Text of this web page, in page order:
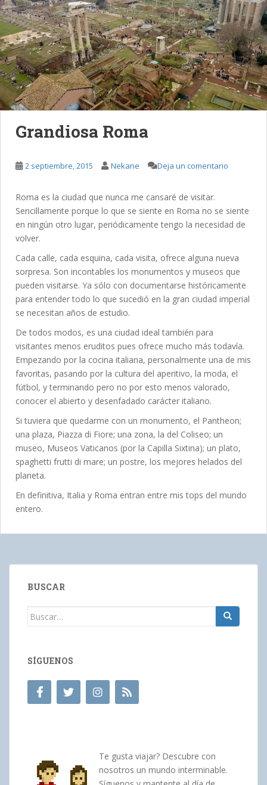
Grandiosa Roma
2 septiembre, 2015 Nekane Deja un comentario
Roma es la ciudad que nunca me cansaré de visitar.
Sencillamente porque lo que se siente en Roma no se siente
en ningún otro lugar, periódicamente tengo la necesidad de
volver.
Cada calle, cada esquina, cada visita, ofrece alguna nueva
sorpresa. Son incontables los monumentos y museos que
pueden visitarse. Ya sólo con documentarse históricamente
para entender todo lo que sucedió en la gran ciudad imperial
se necesitan años de estudio.
De todos modos, es una ciudad ideal también para
visitantes menos eruditos pues ofrece mucho más todavía.
Empezando por la cocina italiana, personalmente una de mis
favoritas, pasando por la cultura del aperitivo, la moda, el
fútbol, y terminando pero no por esto menos valorado,
conocer el abierto y desenfadado carácter italiano.
Si tuviera que quedarme con un monumento, el Pantheon;
una plaza, Piazza di Fiore; una zona, la del Coliseo; un
museo, Museos Vaticanos (por la Capilla Sixtina); un plato,
spaghetti frutti di mare; un postre, los mejores helados del
planeta.
En definitiva, Italia y Roma entran entre mis tops del mundo
entero.
BUSCAR
Buscar:
SÍGUENOS
Te gusta viajar? Descubre con
nosotros un mundo interminable.